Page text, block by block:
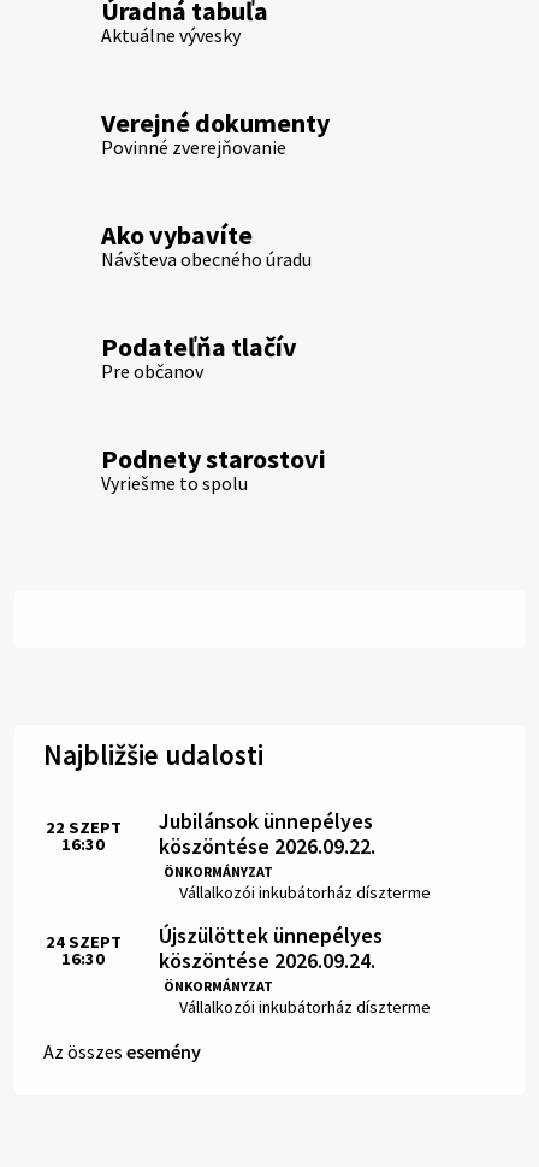
Úradná tabuľa
Aktuálne vývesky
Verejné dokumenty
Povinné zverejňovanie
Ako vybavíte
Návšteva obecného úradu
Podateľňa tlačív
Pre občanov
Podnety starostovi
Vyriešme to spolu
Najbližšie udalosti
Jubilánsok ünnepélyes
köszöntése 2026.09.22.
ÖNKORMÁNYZAT
Hely:
Vállalkozói inkubátorház díszterme
Idő:
22 SZEPT
16:30
Újszülöttek ünnepélyes
köszöntése 2026.09.24.
ÖNKORMÁNYZAT
Hely:
Vállalkozói inkubátorház díszterme
Idő:
24SZEPT
16:30
Az összes esemény